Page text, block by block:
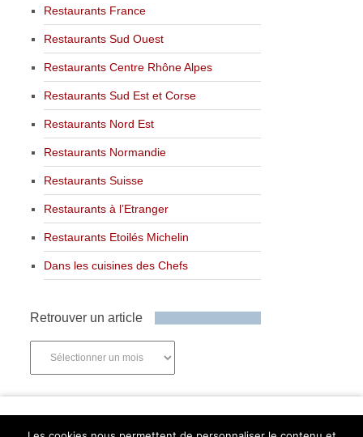
Restaurants France
Restaurants Sud Ouest
Restaurants Centre Rhône Alpes
Restaurants Sud Est et Corse
Restaurants Nord Est
Restaurants Normandie
Restaurants Suisse
Restaurants à l’Etranger
Restaurants Etoilés Michelin
Dans les cuisines des Chefs
Retrouver un article